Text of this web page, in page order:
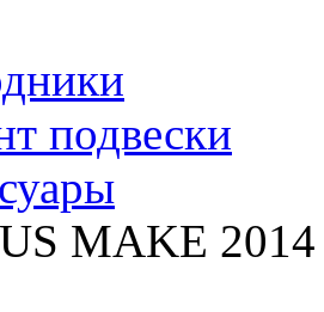
подвески
MAKE